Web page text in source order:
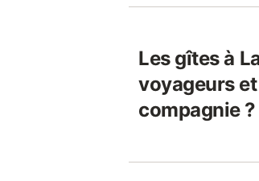
Les gîtes à
voyageurs
compagnie ?